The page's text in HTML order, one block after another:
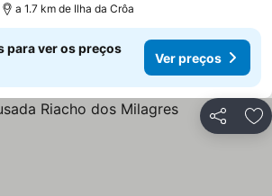
a 1.7 km de Ilha da Crôa
para ver os preços
Ver preços
Partilhar